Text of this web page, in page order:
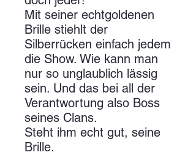
Mit seiner echtgoldenen
Brille stiehlt der
Silberrücken einfach jedem
die Show. Wie kann man
nur so unglaublich lässig
sein. Und das bei all der
Verantwortung also Boss
seines Clans.
Steht ihm echt gut, seine
Brille.